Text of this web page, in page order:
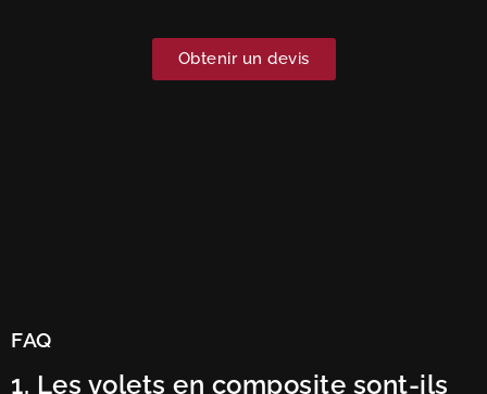
Obtenir un devis
FAQ
1. Les volets en composite sont-ils